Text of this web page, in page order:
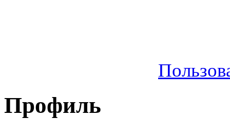
Профиль